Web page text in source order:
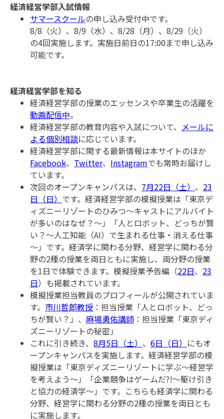
経済経営学部入試情報
サマースクールの申し込み受付中です。
8/8（火）、8/9（水）、8/28（月）、8/29（火）
の4回実施します。実施日前日の17:00まで申し込み
可能です。
経済経営学部を知る
経済経営学部の授業のエッセンスや卒業生の活躍を
動画配信中。
経済経営学部の教育内容や入試について、 メールに
よる個別相談に応じています。
経済経営学部に関する最新情報は本サイトのほか
Facebook、 Twitter、 Instagramでも常時お届けし
ています。
次回のオープンキャンパスは、 7月22日（土） 、 23
日（日） です。経済経営学部の模擬授業は「東京デ
ィズニーリゾートのひみつ～キャストにアルバイト
が多いのはなぜ？～」「人とロボット、どっちが賢
い？～人工知能（AI）で生まれる仕事・消える仕事
～」です。経済学に関わる分野、経営学に関わる分
野の2種の授業を両日ともに実施し、両分野の授業
を1日で体験できます。模擬授業予告編（22日、 23
日）も掲載されています。
模擬授業担当教員のプロフィールが公開されていま
す。 市川哲郎教授 ：担当授業「人とロボット、どっ
ちが賢い？」、 麻場勇佑講師 ：担当授業「東京ディ
ズニーリゾートの秘密」
これに引き続き、 8月5日（土） 、 6日（日） にもオ
ープンキャンパスを実施します。経済経営学部の模
擬授業は「東京ディズニーリゾートに学ぶ～経営学
を考えよう～」「企業競争はゲームだ?!～駆け引き
と協力の経済学～」です。こちらも経済学に関わる
分野、経営学に関わる分野の2種の授業を両日とも
に実施します。